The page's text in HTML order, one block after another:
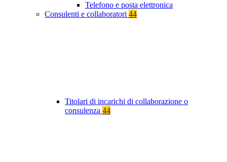
Telefono e posta elettronica
Consulenti e collaboratori 44
Titolari di incarichi di collaborazione o
consulenza 44